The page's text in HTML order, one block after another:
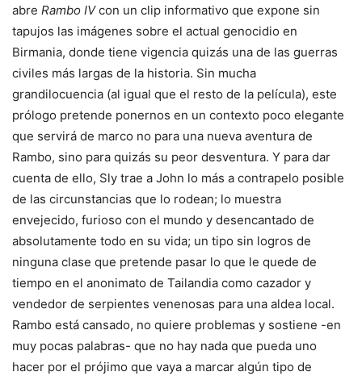
abre Rambo IVcon un clip informativo que expone sin
tapujos las imágenes sobre el actual genocidio en
Birmania, donde tiene vigencia quizás una de las guerras
civiles más largas de la historia. Sin mucha
grandilocuencia (al igual que el resto de la película), este
prólogo pretende ponernos en un contexto poco elegante
que servirá de marco no para una nueva aventura de
Rambo, sino para quizás su peor desventura. Y para dar
cuenta de ello, Sly trae a John lo más a contrapelo posible
de las circunstancias que lo rodean; lo muestra
envejecido, furioso con el mundo y desencantado de
absolutamente todo en su vida; un tipo sin logros de
ninguna clase que pretende pasar lo que le quede de
tiempo en el anonimato de Tailandia como cazador y
vendedor de serpientes venenosas para una aldea local.
Rambo está cansado, no quiere problemas y sostiene -en
muy pocas palabras- que no hay nada que pueda uno
hacer por el prójimo que vaya a marcar algún tipo de